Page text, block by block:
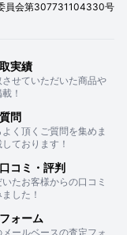
員会第307731104330号
実績
せていただいた商品や
！
問
く頂くご質問を集めま
ております！
コミ・評判
たお客様からの口コミ
した！
ォーム
ールベースの査定フォ